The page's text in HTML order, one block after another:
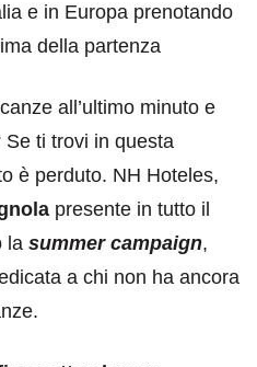
e in Europa prenotando
della partenza
all’ultimo minuto e
ti trovi in questa
è perduto. NH Hoteles,
presente in tutto il
la summer campaign,
a chi non ha ancora